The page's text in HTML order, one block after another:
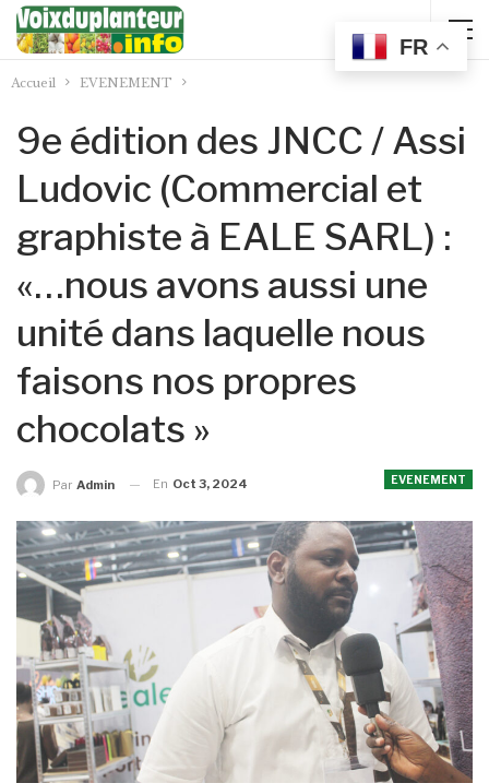
Accueil EVENEMENT
9e édition des JNCC / Assi
Ludovic (Commercial et
graphiste à EALE SARL) :
«…nous avons aussi une
unité dans laquelle nous
faisons nos propres
chocolats »
EVENEMENT
Par Admin En Oct 3, 2024
FR